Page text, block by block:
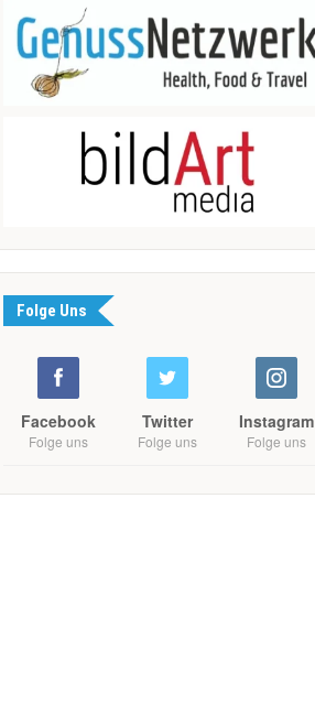
Folge Uns
Facebook
Folge uns
Twitter
Folge uns
Instagram
Folge uns